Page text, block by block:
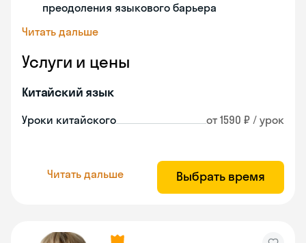
преодоления языкового барьера
Читать дальше
Услуги и цены
Китайский язык
Уроки китайского от 1590 ₽ / урок
Читать дальше Выбрать время